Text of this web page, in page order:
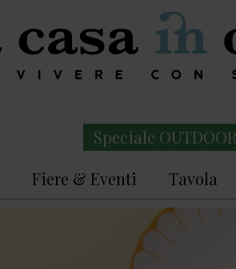
Speciale OUTDOOR
Tavola
Fiere & Eventi